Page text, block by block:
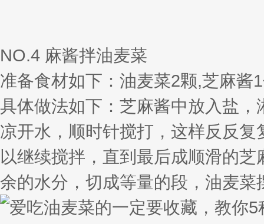
NO.4 麻酱拌油麦菜
准备食材如下：油麦菜2颗,芝麻酱
具体做法如下：芝麻酱中放入盐
凉开水，顺时针搅打，这样反反
以继续搅拌，直到最后成顺滑的
余的水分，切成等量的段，油麦